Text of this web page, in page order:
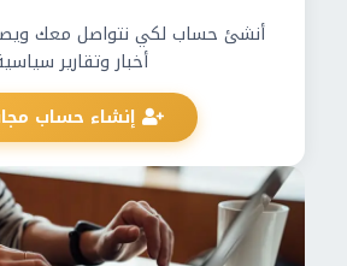
أنشئ حساب لكي نتواصل معك
أخبار وتقارير
إنشاء حساب